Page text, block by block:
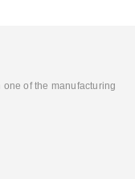
of the manufacturing